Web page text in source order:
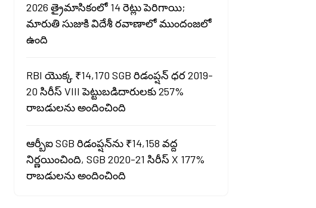
2026 త్రైమాసికంలో 14 రెట్లు పెరిగాయి;
మారుతి సుజుకి విదేశీ రవాణాలో ముందంజలో
ఉంది
RBI యొక్క ₹14,170 SGB రిడంప్షన్ ధర 2019-
20 సిరీస్ VIII పెట్టుబడిదారులకు 257%
రాబడులను అందించింది
ఆర్బీఐ SGB రిడంప్షన్‌ను ₹14,158 వద్ద
నిర్ణయించింది, SGB 2020-21 సిరీస్ X 177%
రాబడులను అందించింది